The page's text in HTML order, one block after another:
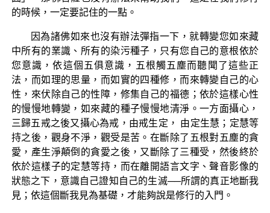
的時候，一定要記住的一點。
因為諸佛如來也沒有辦法彈指一下，就轉變您如來藏
中所有的業識、所有的染污種子，只有您自己的意根依於
您意識，依這個五俱意識，五根觸五塵而聽聞了這些正
法，而如理的思量，而如實的四種修，而來轉變自己的心
性，來伏除自己的性障，修集自己的福德；依於這樣心性
的慢慢地轉變，如來藏的種子慢慢地清淨。一方面攝心，
三歸五戒之後又攝心為戒，由戒生定， 由定生慧；定慧等
持之後，觀身不淨，觀受是苦。在斷除了五根對五塵的貪
愛，產生淨顛倒的貪愛之後，又斷除了三種受，然後終於
依於這樣子的定慧等持，而在離開語言文字、聲音影像的
狀態之下，意識自己證知自己的生滅──所謂的真正地斷我
見；依這個斷我見為基礎，才能夠說是修行的入門。